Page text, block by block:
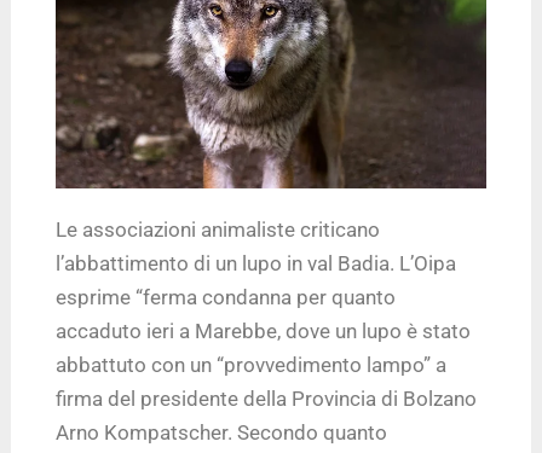
Le associazioni animaliste criticano
l’abbattimento di un lupo in val Badia. L’Oipa
esprime “ferma condanna per quanto
accaduto ieri a Marebbe, dove un lupo è stato
abbattuto con un “provvedimento lampo” a
firma del presidente della Provincia di Bolzano
Arno Kompatscher. Secondo quanto